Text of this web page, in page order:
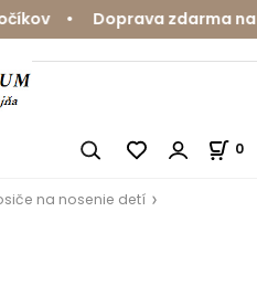
zdarma nad 59
0
na nosenie detí